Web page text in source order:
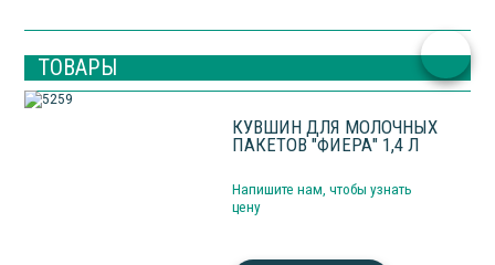
ТОВАРЫ
КУВШИН ДЛЯ МОЛОЧНЫХ
ПАКЕТОВ "ФИЕРА" 1,4 Л
Напишите нам, чтобы узнать
цену